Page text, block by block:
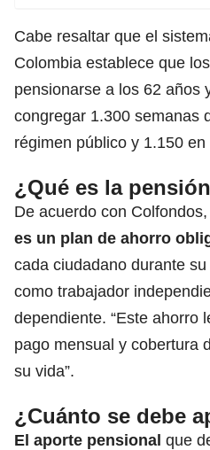
Cabe resaltar que el
Colombia establece que
pensionarse a los 62 años
congregar 1.300 semanas
régimen público y 1.150
¿Qué es la
De acuerdo con Colfondos,
es un plan de ahorro
cada ciudadano durante
como trabajador
dependiente. “Este ahorro
pago mensual y cobertura
su vida”.
¿Cuánto se debe
El aporte pensional que